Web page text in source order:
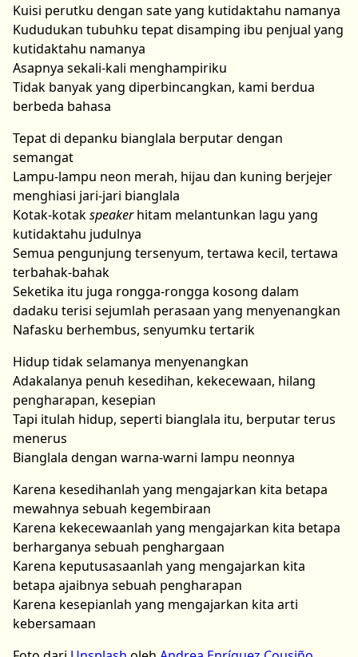
Kuisi perutku dengan sate yang kutidaktahu namanya
Kududukan tubuhku tepat disamping ibu penjual yang
kutidaktahu namanya
Asapnya sekali-kali menghampiriku
Tidak banyak yang diperbincangkan, kami berdua
berbeda bahasa
Tepat di depanku bianglala berputar dengan
semangat
Lampu-lampu neon merah, hijau dan kuning berjejer
menghiasi jari-jari bianglala
Kotak-kotakspeakerhitam melantunkan lagu yang
kutidaktahu judulnya
Semua pengunjung tersenyum, tertawa kecil, tertawa
terbahak-bahak
Seketika itu juga rongga-rongga kosong dalam
dadaku terisi sejumlah perasaan yang menyenangkan
Nafasku berhembus, senyumku tertarik
Hidup tidak selamanya menyenangkan
Adakalanya penuh kesedihan, kekecewaan, hilang
pengharapan, kesepian
Tapi itulah hidup, seperti bianglala itu, berputar terus
menerus
Bianglala dengan warna-warni lampu neonnya
Karena kesedihanlah yang mengajarkan kita betapa
mewahnya sebuah kegembiraan
Karena kekecewaanlah yang mengajarkan kita betapa
berharganya sebuah penghargaan
Karena keputusasaanlah yang mengajarkan kita
betapa ajaibnya sebuah pengharapan
Karena kesepianlah yang mengajarkan kita arti
kebersamaan